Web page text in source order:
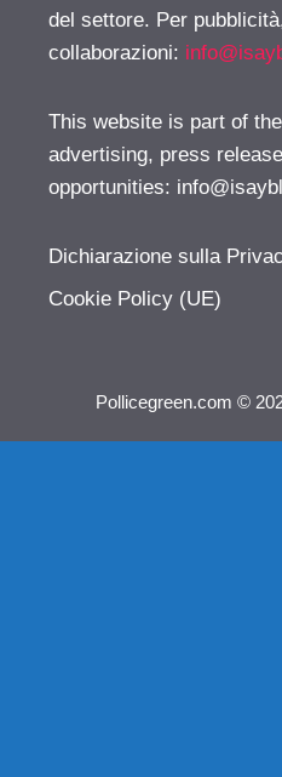
del settore. Per
collaborazioni:
This website is part of
advertising, press
opportunities:
Dichiarazione sulla
Cookie Policy (UE)
Pollicegreen.com ©